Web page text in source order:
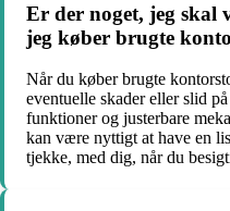
Er der noget, jeg
jeg køber brugte
Når du køber brugte
eventuelle skader eller slid
funktioner og justerbare
kan være nyttigt at have en
tjekke, med dig, når du